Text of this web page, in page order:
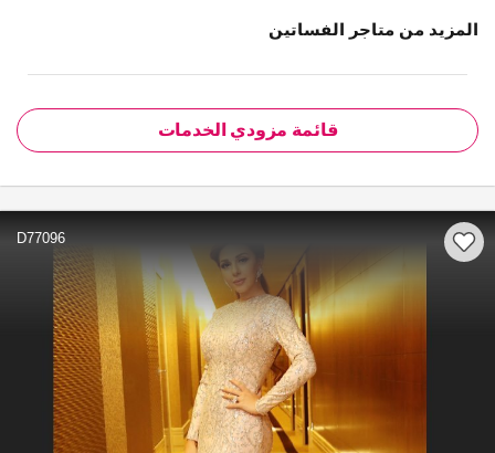
المزيد من متاجر الفساتين
قائمة مزودي الخدمات
D77096